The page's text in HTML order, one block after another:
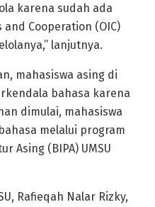
karena sudah ada
Cooperation (OIC)
lanjutnya.
mahasiswa asing di
bahasa karena
dimulai, mahasiswa
melalui program
Asing (BIPA) UMSU
Rafieqah Nalar Rizky,